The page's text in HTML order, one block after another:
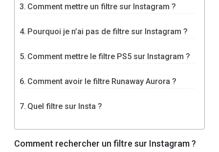
Comment mettre un filtre sur Instagram ?
Pourquoi je n’ai pas de filtre sur Instagram ?
Comment mettre le filtre PS5 sur Instagram ?
Comment avoir le filtre Runaway Aurora ?
Quel filtre sur Insta ?
Comment rechercher un filtre sur Instagram ?